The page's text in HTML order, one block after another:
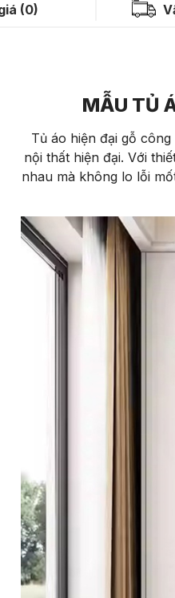
(0)
MẪU TỦ
Tủ áo hiện đại gỗ
nội thất hiện đại. Với
nhau mà không lo lỗi